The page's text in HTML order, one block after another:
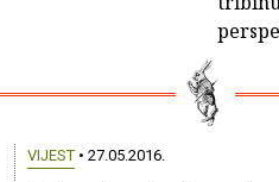
VIJEST• 27.05.2016.